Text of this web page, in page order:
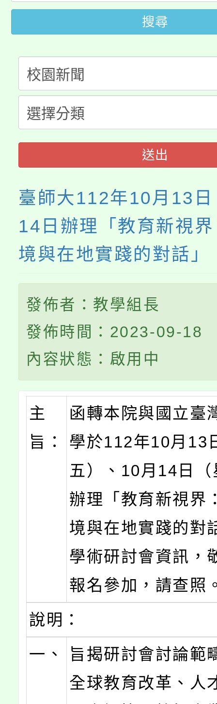
《TA101》溝通分析基
程，歡迎學生輔導中心
心理、諮商輔導、社會
系所師生報名參加。
轉知苗栗縣政府辦理
門員」簡章及活動海報
踴躍報名參加。
要點
「桃園市補助參觀特色
展演活動實施計畫」
115年度「教育部表揚
義教育推展貢獻獎」
搜尋
送出
臺師大112年10月13
14日辦理「教育新視
境與在地實踐的對話」
發佈者：教學組長
發佈時間：2023-09-18
內容狀態：啟用中
主
旨：
函轉本院與國立臺
學於112年10月13
五）、10月14日
辦理「教育新視界
境與在地實踐的對
學術研討會資訊，
報名參加，請查照
說明：
一、
旨揭研討會討論範
全球教育改革、人